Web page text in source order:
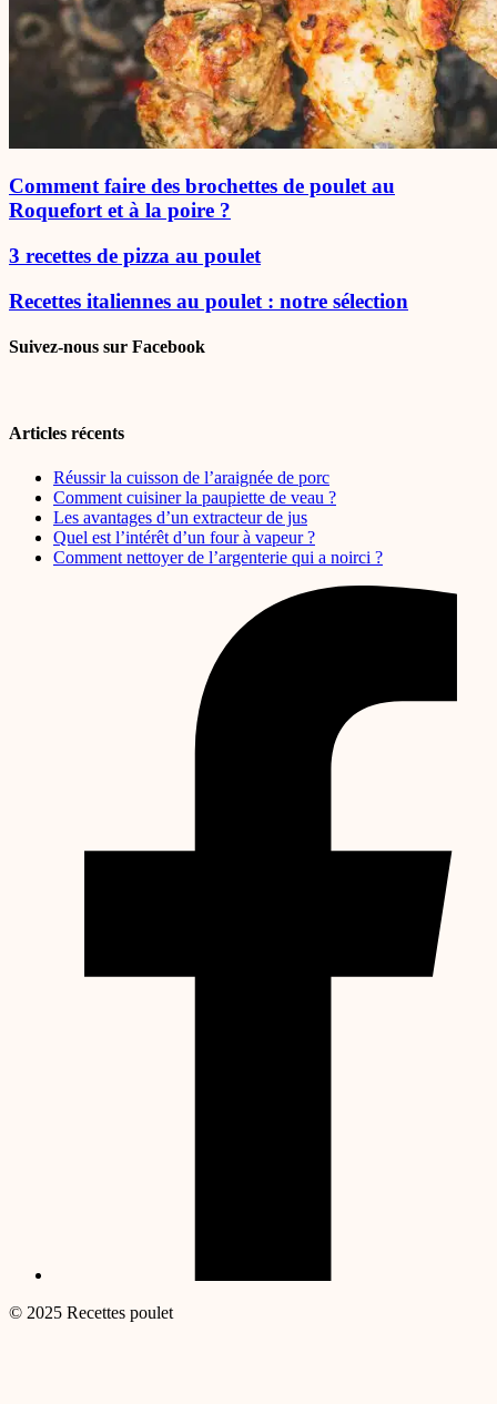
Comment faire des brochettes de poulet au
Roquefort et à la poire ?
3 recettes de pizza au poulet
Recettes italiennes au poulet : notre sélection
Suivez-nous sur Facebook
Articles récents
Réussir la cuisson de l’araignée de porc
Comment cuisiner la paupiette de veau ?
Les avantages d’un extracteur de jus
Quel est l’intérêt d’un four à vapeur ?
Comment nettoyer de l’argenterie qui a noirci ?
© 2025 Recettes poulet